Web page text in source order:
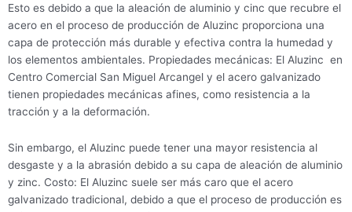
Esto es debido a que la aleación de aluminio y cinc que recubre el
acero en el proceso de producción de Aluzinc proporciona una
capa de protección más durable y efectiva contra la humedad y
los elementos ambientales. Propiedades mecánicas: El Aluzinc en
Centro Comercial San Miguel Arcangel y el acero galvanizado
tienen propiedades mecánicas afines, como resistencia a la
tracción y a la deformación.
Sin embargo, el Aluzinc puede tener una mayor resistencia al
desgaste y a la abrasión debido a su capa de aleación de aluminio
y zinc. Costo: El Aluzinc suele ser más caro que el acero
galvanizado tradicional, debido a que el proceso de producción es